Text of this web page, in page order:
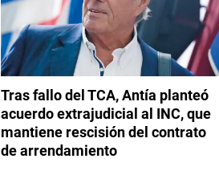
Tras fallo del TCA, Antía planteó
acuerdo extrajudicial al INC, que
mantiene rescisión del contrato
de arrendamiento